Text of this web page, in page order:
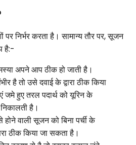
निर्भर करता है। सामान्य तौर पर, सूजन
है:-
अपने आप ठीक हो जाती है।
है तो उसे दवाई के द्वारा ठीक किया
जमे हुए तरल पदार्थ को यूरिन के
है।
होने वाली सूजन को बिना पर्ची के
ठीक किया जा सकता है।